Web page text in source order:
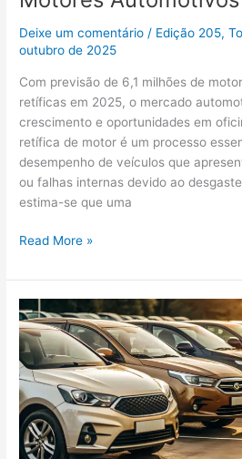
Deixe um comentário / Edição 205,
outubro de 2025
Com previsão de 6,1 milhões de
retíficas em 2025, o mercado
crescimento e oportunidades em
retífica de motor é um processo
desempenho de veículos que
ou falhas internas devido ao
estima-se que uma
Read More »
Vendas
de
Carros
Seminovos
e
Usados
Avançam
em